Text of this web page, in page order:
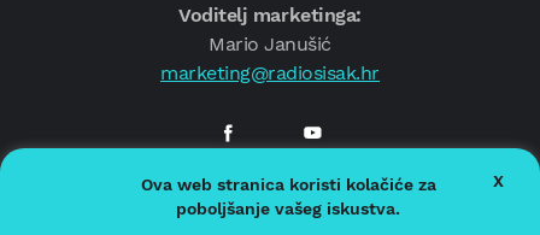
Voditelj marketinga:
Mario Janušić
marketing@radiosisak.hr
© 2026.Radio Sisak
Politika privatnosti
Ova web stranica koristi kolačiće za
poboljšanje vašeg iskustva.
X